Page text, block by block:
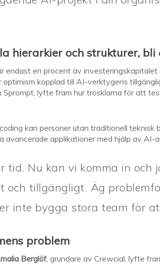
hierarkier och strukturer, bli
endast en procent av investeringskapitalet
optimism kopplad till AI-verktygens
Sprompt, lyfte fram hur trösklarna för att
kan personer utan traditionell
avancerade applikationer med hjälp av AI-
tid. Nu kan vi komma in och
och tillgängligt. Äg
inte bygga stora team för
problem
Berglöf, grundare av Crewcial, lyfte